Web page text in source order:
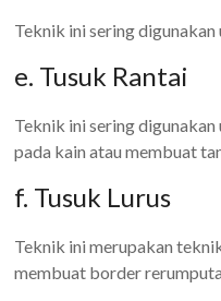
Teknik ini sering
e. Tusuk Rantai
Teknik ini sering
pada kain atau membuat
f. Tusuk Lurus
Teknik ini merupakan
membuat border